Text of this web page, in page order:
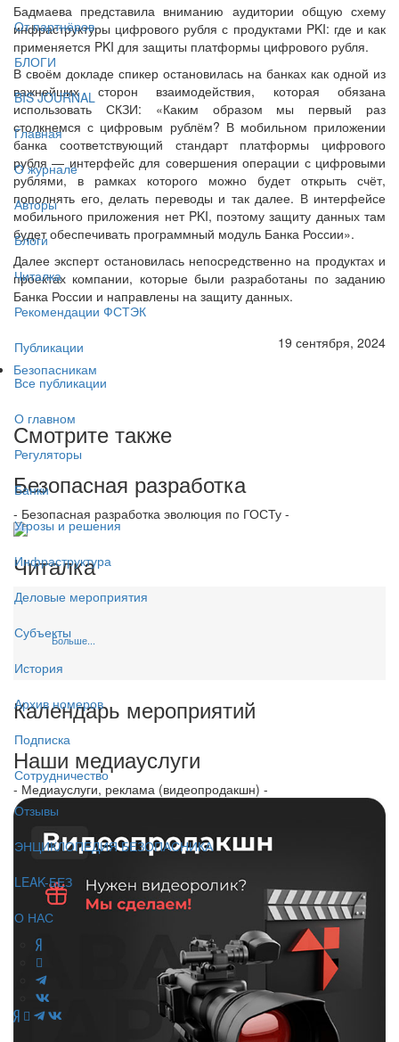
От партнёров
БЛОГИ
BIS JOURNAL
Главная
О журнале
Авторы
Блоги
Читалка
Рекомендации ФСТЭК
Публикации
Все публикации
О главном
Регуляторы
Банки
Угрозы и решения
Инфраструктура
Деловые мероприятия
Субъекты
История
Архив номеров
Подписка
Сотрудничество
Отзывы
ЭНЦИКЛОПЕДИЯ БЕЗОПАСНИКА
LEAK-БЕЗ
О НАС
Бадмаева представила вниманию аудитории общую схему
инфраструктуры цифрового рубля с продуктами PKI: где и как
применяется PKI для защиты платформы цифрового рубля.
В своём докладе спикер остановилась на банках как одной из
важнейших сторон взаимодействия, которая обязана
использовать СКЗИ: «Каким образом мы первый раз
столкнемся с цифровым рублём? В мобильном приложении
банка соответствующий стандарт платформы цифрового
рубля — интерфейс для совершения операции с цифровыми
рублями, в рамках которого можно будет открыть счёт,
пополнять его, делать переводы и так далее. В интерфейсе
мобильного приложения нет PKI, поэтому защиту данных там
будет обеспечивать программный модуль Банка России».
Далее эксперт остановилась непосредственно на продуктах и
проектах компании, которые были разработаны по заданию
Банка России и направлены на защиту данных.
19 сентября, 2024
Безопасникам
Смотрите также
Безопасная разработка
- Безопасная разработка эволюция по ГОСТу -
Читалка
Больше...
Календарь мероприятий
Наши медиауслуги
- Медиауслуги, реклама (видеопродакшн) -